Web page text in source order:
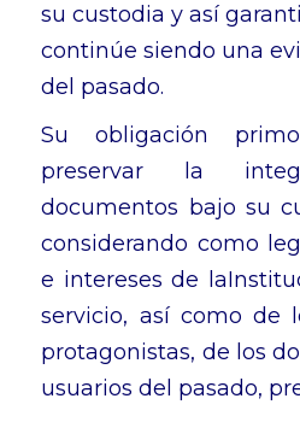
su custodia y así
continúe siendo una
del pasado.
Su obligación
preservar la
documentos bajo su
considerando como
e intereses de
servicio, así como de
protagonistas, de los
usuarios del pasado,